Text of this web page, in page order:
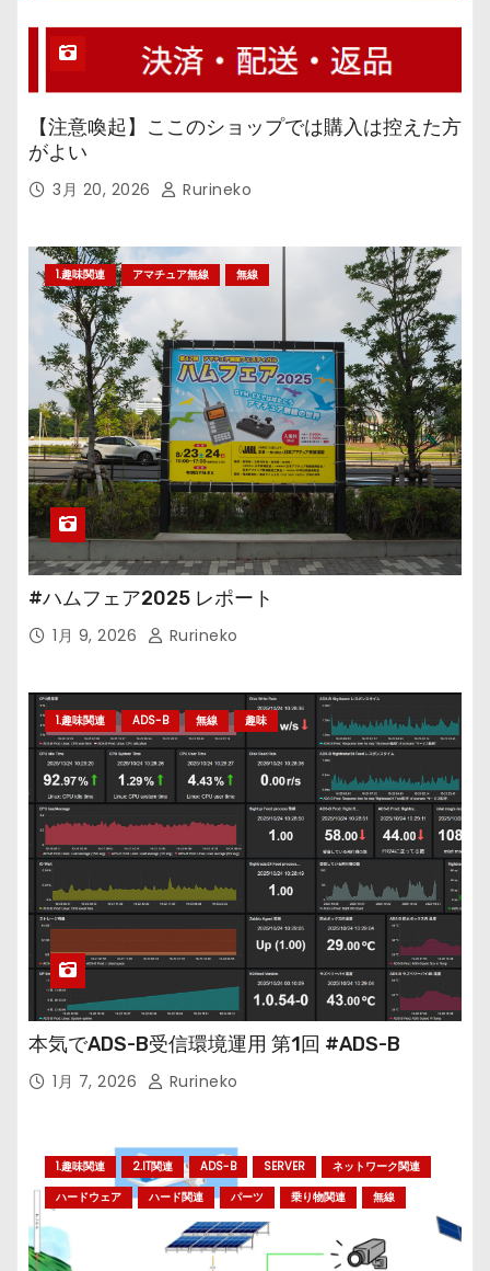
【注意喚起】ここのショップでは購入は控えた方
がよい
3月 20, 2026 Rurineko
1.趣味関連 アマチュア無線 無線
#ハムフェア2025 レポート
1月 9, 2026 Rurineko
1.趣味関連 ADS-B 無線 趣味
本気でADS-B受信環境運用 第1回 #ADS-B
1月 7, 2026 Rurineko
1.趣味関連 2.IT関連 ADS-B SERVER
ネットワーク関連
ハードウェア
ハード関連 パーツ 乗り物関連 無線